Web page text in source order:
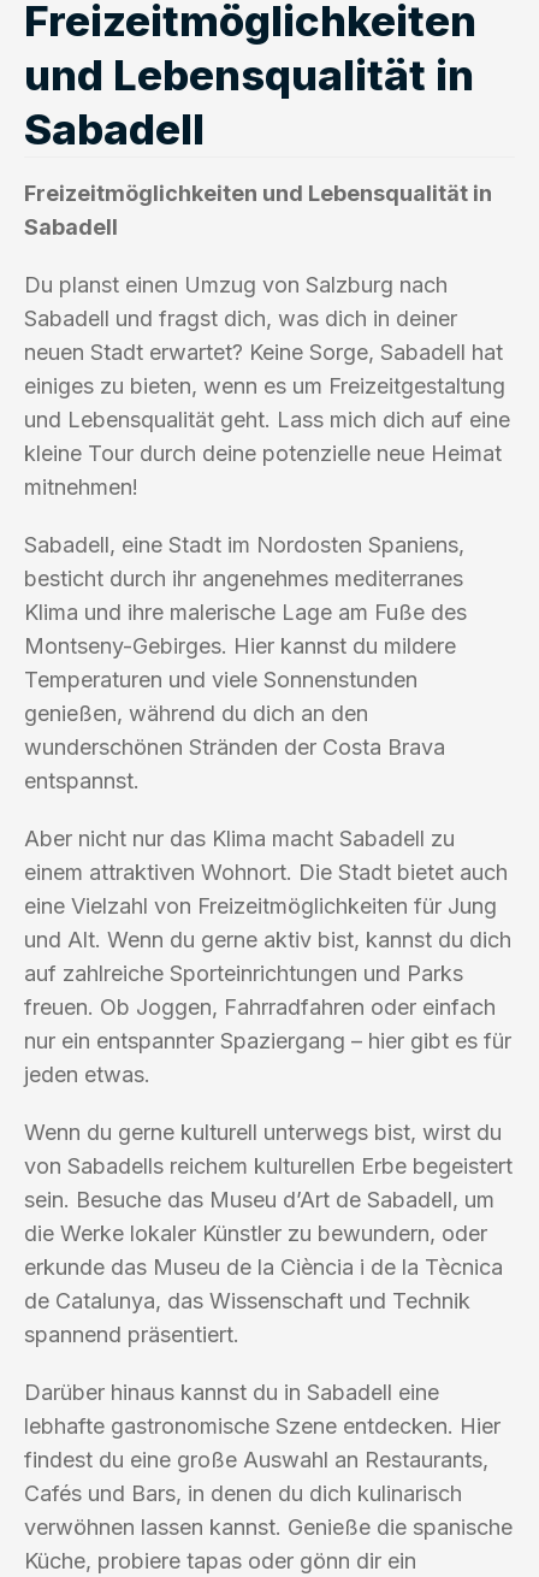
Freizeitmöglichkeiten
und Lebensqualität in
Sabadell
Freizeitmöglichkeiten und Lebensqualität in
Sabadell
Du planst einen Umzug von Salzburg nach
Sabadell und fragst dich, was dich in deiner
neuen Stadt erwartet? Keine Sorge, Sabadell hat
einiges zu bieten, wenn es um Freizeitgestaltung
und Lebensqualität geht. Lass mich dich auf eine
kleine Tour durch deine potenzielle neue Heimat
mitnehmen!
Sabadell, eine Stadt im Nordosten Spaniens,
besticht durch ihr angenehmes mediterranes
Klima und ihre malerische Lage am Fuße des
Montseny-Gebirges. Hier kannst du mildere
Temperaturen und viele Sonnenstunden
genießen, während du dich an den
wunderschönen Stränden der Costa Brava
entspannst.
Aber nicht nur das Klima macht Sabadell zu
einem attraktiven Wohnort. Die Stadt bietet auch
eine Vielzahl von Freizeitmöglichkeiten für Jung
und Alt. Wenn du gerne aktiv bist, kannst du dich
auf zahlreiche Sporteinrichtungen und Parks
freuen. Ob Joggen, Fahrradfahren oder einfach
nur ein entspannter Spaziergang – hier gibt es für
jeden etwas.
Wenn du gerne kulturell unterwegs bist, wirst du
von Sabadells reichem kulturellen Erbe begeistert
sein. Besuche das Museu d’Art de Sabadell, um
die Werke lokaler Künstler zu bewundern, oder
erkunde das Museu de la Ciència i de la Tècnica
de Catalunya, das Wissenschaft und Technik
spannend präsentiert.
Darüber hinaus kannst du in Sabadell eine
lebhafte gastronomische Szene entdecken. Hier
findest du eine große Auswahl an Restaurants,
Cafés und Bars, in denen du dich kulinarisch
verwöhnen lassen kannst. Genieße die spanische
Küche, probiere tapas oder gönn dir ein